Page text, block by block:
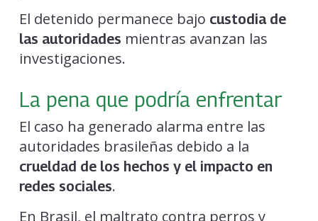
El detenido permanece bajo custodia de
las autoridades mientras avanzan las
investigaciones.
La pena que podría enfrentar
El caso ha generado alarma entre las
autoridades brasileñas debido a la
crueldad de los hechos y el impacto en
redes sociales.
En Brasil, el maltrato contra perros y